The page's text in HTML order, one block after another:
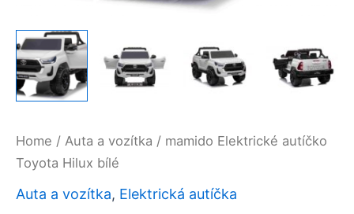
Home / Auta a vozítka / mamido Elektrické autíčko
Toyota Hilux bílé
Auta a vozítka, Elektrická autíčka